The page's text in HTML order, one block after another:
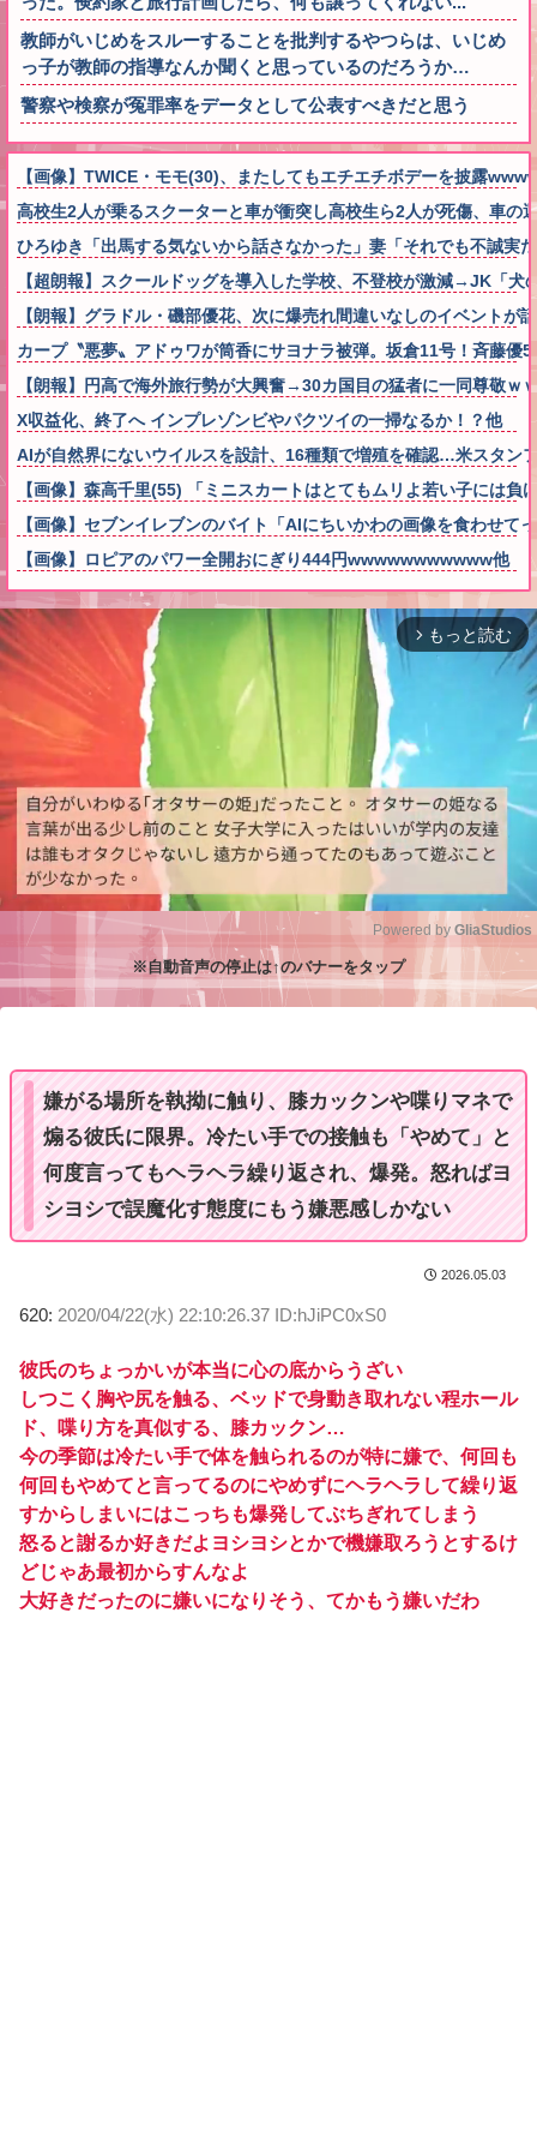
教師がいじめをスルーすることを批判するやつらは、いじめ
っ子が教師の指導なんか聞くと思っているのだろうか…
警察や検察が冤罪率をデータとして公表すべきだと思う
【画像】TWICE・モモ(30)、またしてもエチエチボデーを披露
高校生2人が乗るスクーターと車が衝突し高校生ら2人が死傷、車の
ひろゆき「出馬する気ないから話さなかった」妻「それでも不誠実
【超朗報】スクールドッグを導入した学校、不登校が激減→JK「犬
【朗報】グラドル・磯部優花、次に爆売れ間違いなしのイベントが
カープ〝悪夢〟アドゥワが筒香にサヨナラ被弾。坂倉11号！斉藤
【朗報】円高で海外旅行勢が大興奮→30カ国目の猛者に一同尊敬ｗ
X収益化、終了へ インプレゾンビやパクツイの一掃なるか！？他
AIが自然界にないウイルスを設計、16種類で増殖を確認…米スタン
【画像】森高千里(55) 「ミニスカートはとてもムリよ若い子には
【画像】セブンイレブンのバイト「AIにちいかわの画像を食わせ
【画像】ロピアのパワー全開おにぎり444円wwwwwwwwwww他
arrow_forward_ios もっと読む
M
Powered by GliaStudios
※自動音声の停止は↑のバナーをタップ
嫌がる場所を執拗に触り、膝カックンや喋りマネで
煽る彼氏に限界。冷たい手での接触も「やめて」と
何度言ってもヘラヘラ繰り返され、爆発。怒ればヨ
シヨシで誤魔化す態度にもう嫌悪感しかない
2026.05.03
620: 2020/04/22(水) 22:10:26.37 ID:hJiPC0xS0
彼氏のちょっかいが本当に心の底からうざい
しつこく胸や尻を触る、ベッドで身動き取れない程ホール
ド、喋り方を真似する、膝カックン…
今の季節は冷たい手で体を触られるのが特に嫌で、何回も
何回もやめてと言ってるのにやめずにヘラヘラして繰り返
すからしまいにはこっちも爆発してぶちぎれてしまう
怒ると謝るか好きだよヨシヨシとかで機嫌取ろうとするけ
どじゃあ最初からすんなよ
大好きだったのに嫌いになりそう、てかもう嫌いだわ